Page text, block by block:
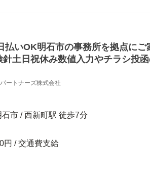
払いOK明石市の事務所を拠点にご
針土日祝休み数値入力やチラシ投
ートナーズ株式会社
市 / 西新町駅 徒歩7分
円 / 交通費支給